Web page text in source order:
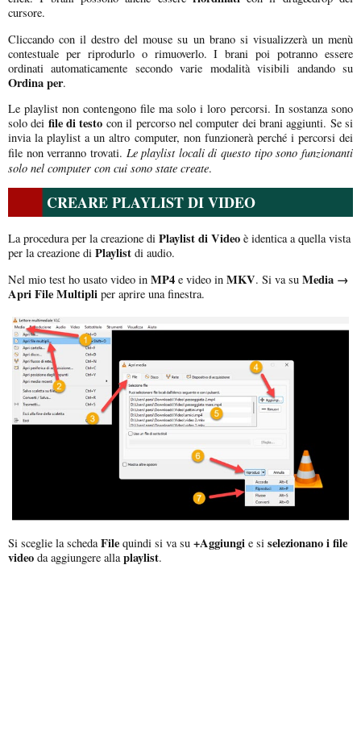
cursore.
Cliccando con il destro del mouse su un brano si visualizzerà un menù
contestuale per riprodurlo o rimuoverlo. I brani poi potranno essere
ordinati automaticamente secondo varie modalità visibili andando su
Ordina per.
Le playlist non contengono file ma solo i loro percorsi. In sostanza sono
solo dei file di testo con il percorso nel computer dei brani aggiunti. Se si
invia la playlist a un altro computer, non funzionerà perché i percorsi dei
file non verranno trovati. Le playlist locali di questo tipo sono funzionanti
solo nel computer con cui sono state create.
CREARE PLAYLIST DI VIDEO
La procedura per la creazione di Playlist di Video è identica a quella vista
per la creazione di Playlist di audio.
Nel mio test ho usato video in MP4 e video in MKV. Si va su Media →
Apri File Multipli per aprire una finestra.
Si sceglie la schedaFile quindi si va su +Aggiungi e si selezionano i file
video da aggiungere allaplaylist.